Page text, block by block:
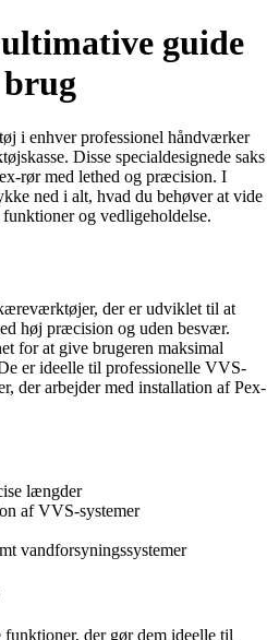
guide
i enhver professionel håndværker
Disse specialdesignede saks
rør med lethed og præcision. I
ned i alt, hvad du behøver at vide
funktioner og vedligeholdelse.
der er udviklet til at
høj præcision og uden besvær.
for at give brugeren maksimal
er ideelle til professionelle VVS-
der arbejder med installation af Pex-
længder
af VVS-systemer
vandforsyningssystemer
der gør dem ideelle til